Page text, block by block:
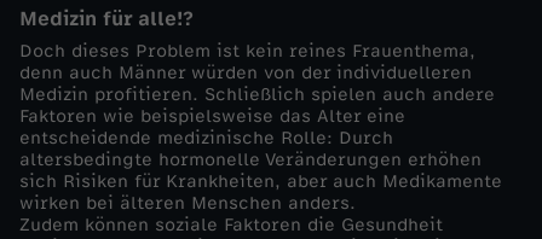
d
i
e
M
Medizin für alle!?
Doch dieses Problem ist kein reines Frauenthema,
denn auch Männer würden von der individuelleren
Medizin profitieren. Schließlich spielen auch andere
Faktoren wie beispielsweise das Alter eine
entscheidende medizinische Rolle: Durch
altersbedingte hormonelle Veränderungen erhöhen
sich Risiken für Krankheiten, aber auch Medikamente
wirken bei älteren Menschen anders.
Zudem können soziale Faktoren die Gesundheit